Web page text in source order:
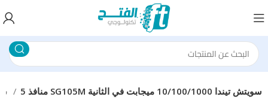
منافذ 5 SG105M سويتش تيندا 10/100/1000 ميجابت في الثانية